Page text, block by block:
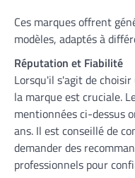
Ces marques offrent
modèles, adaptés à
Réputation et Fiabilité
Lorsqu'il s'agit de
la marque est cruciale.
mentionnées ci-dessus
ans. Il est conseillé de
demander des
professionnels pour